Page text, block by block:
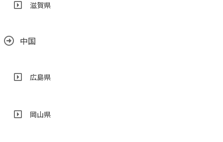
滋賀県
中国
広島県
岡山県